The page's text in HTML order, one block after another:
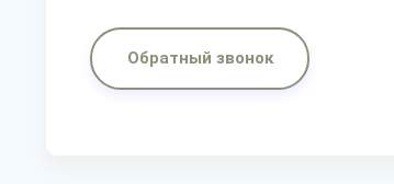
Обратный звонок